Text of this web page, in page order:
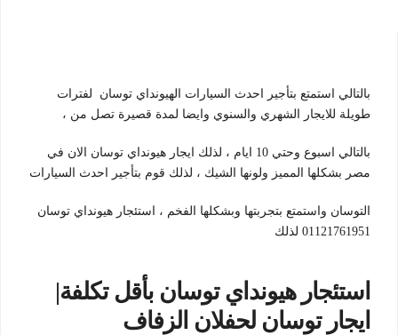
بالتالي استمتع بتأجير احدث السيارات الهيونداي توسان لفترات
طويلة للايجار الشهري والسنوي وايضا لمدة قصيرة تصل من ،
بالتالي اسبوع وحتي 10 ايام ، لذلك ايجار هيونداي توسان الان في
مصر بشكلها المميز ولونها الشيك ، لذلك قوم بتأجير احدث السيارات
التوسان واستمتع بتجربتها وبشكلها الفخم ، استئجار هيونداي توسان
01121761951 لذلك
استئجار هيونداي توسان بأقل تكلفة|
ايجار توسان لحفلان الزفاف